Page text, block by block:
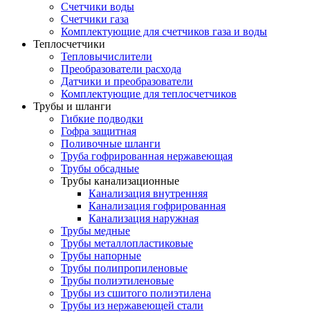
Счетчики воды
Счетчики газа
Комплектующие для счетчиков газа и воды
Теплосчетчики
Тепловычислители
Преобразователи расхода
Датчики и преобразователи
Комплектующие для теплосчетчиков
Трубы и шланги
Гибкие подводки
Гофра защитная
Поливочные шланги
Труба гофрированная нержавеющая
Трубы обсадные
Трубы канализационные
Канализация внутренняя
Канализация гофрированная
Канализация наружная
Трубы медные
Трубы металлопластиковые
Трубы напорные
Трубы полипропиленовые
Трубы полиэтиленовые
Трубы из сшитого полиэтилена
Трубы из нержавеющей стали